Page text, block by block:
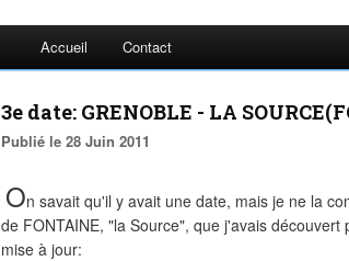
Accueil Contact
3e date: GRENOBLE - LA
Publié le 28 Juin 2011
On savait qu'il y avait une date, mais je ne la
de FONTAINE, "la Source", que j'avais
mise à jour: